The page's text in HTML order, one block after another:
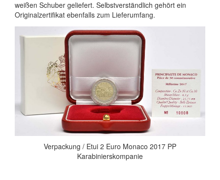
weißen Schuber geliefert. Selbstverständlich gehört ein
Originalzertifikat ebenfalls zum Lieferumfang.
Verpackung / Etui 2 Euro Monaco 2017 PP
Karabinierskompanie